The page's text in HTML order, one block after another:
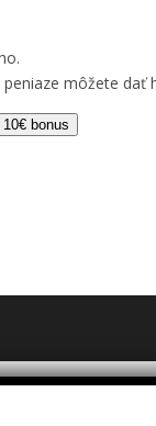
môžete dať
bonus